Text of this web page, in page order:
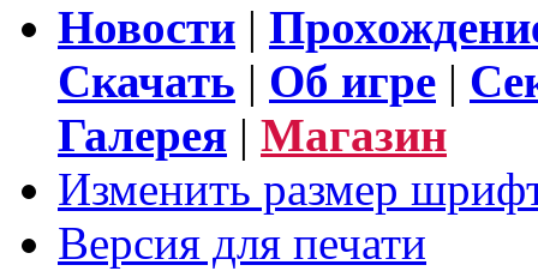
Новости |
Скачать | Об игре |
Галерея | Магазин
Изменить размер
Версия для печати